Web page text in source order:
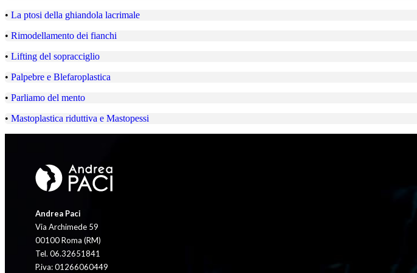
• La ptosi della ghiandola lacrimale
• Rimodellamento dei fianchi
• Lifting del sopracciglio
• Palpebre e Blefaroplastica
• Parliamo del mento
• Mastoplastica riduttiva e Mastopessi
Andrea Paci
Via Archimede 59
00100 Roma (RM)
Tel. 06.32651841
P.iva: 01266060449